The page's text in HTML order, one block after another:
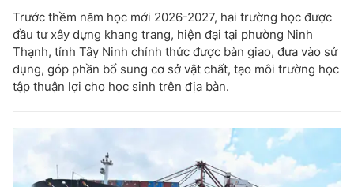
Trước thềm năm học mới 2026-2027, hai trường học được
đầu tư xây dựng khang trang, hiện đại tại phường Ninh
Thạnh, tỉnh Tây Ninh chính thức được bàn giao, đưa vào sử
dụng, góp phần bổ sung cơ sở vật chất, tạo môi trường học
tập thuận lợi cho học sinh trên địa bàn.